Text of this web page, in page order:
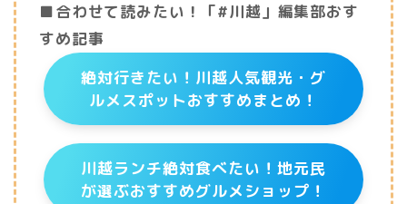
■合わせて読みたい！「#川越」編集部おす
すめ記事
絶対行きたい！川越人気観光・グ
ルメスポットおすすめまとめ！
川越ランチ絶対食べたい！地元民
が選ぶおすすめグルメショップ！